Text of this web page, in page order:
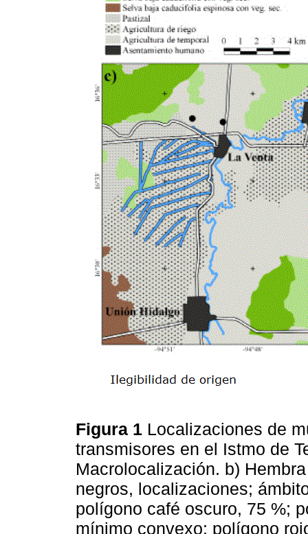
Figura 1 Localizaciones de
transmisores en el Istmo de
Macrolocalización. b)
negros, localizaciones;
polígono café oscuro, 75 %;
mínimo convexo: polígono